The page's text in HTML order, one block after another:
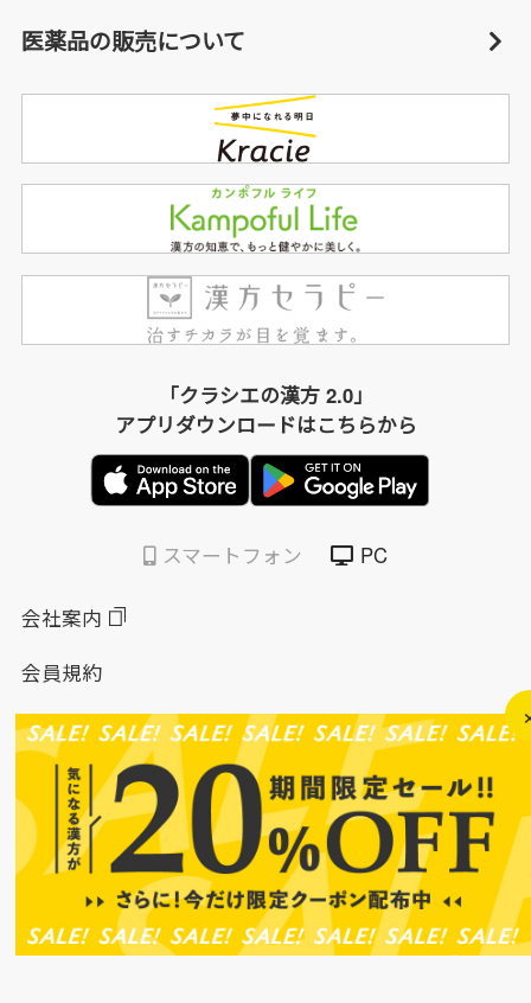
医薬品の販売について
「クラシエの漢方 2.0」
アプリダウンロードはこちらから
スマートフォン PC
会社案内
会員規約
個人情報保護方針
特定商取引法に基づく表示
このサイトについて
ソーシャルメディアポリシー
ソーシャルメディア規約